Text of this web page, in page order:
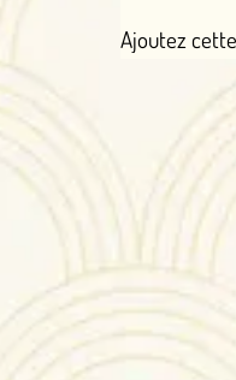
broche or jaune